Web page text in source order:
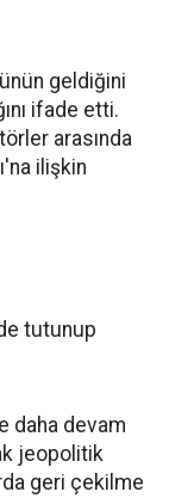
geldiğini
ifade etti.
arasında
ilişkin
tutunup
daha devam
jeopolitik
geri çekilme